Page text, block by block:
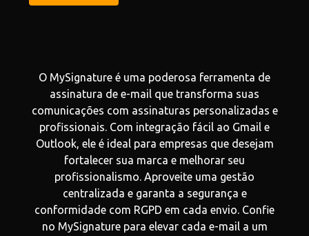
O MySignature é uma poderosa ferramenta de
assinatura de e-mail que transforma suas
comunicações com assinaturas personalizadas e
profissionais. Com integração fácil ao Gmail e
Outlook, ele é ideal para empresas que desejam
fortalecer sua marca e melhorar seu
profissionalismo. Aproveite uma gestão
centralizada e garanta a segurança e
conformidade com RGPD em cada envio. Confie
no MySignature para elevar cada e-mail a um